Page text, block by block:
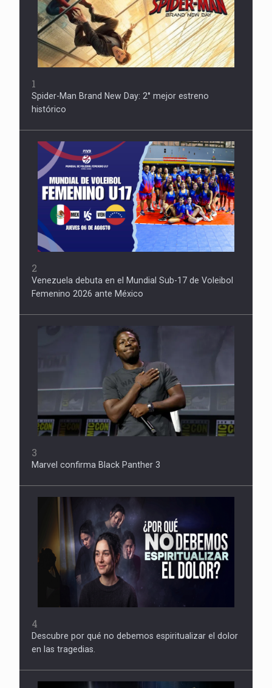
1
Spider-Man Brand New Day: 2° mejor estreno
histórico
2
Venezuela debuta en el Mundial Sub-17 de Voleibol
Femenino 2026 ante México
3
Marvel confirma Black Panther 3
4
Descubre por qué no debemos espiritualizar el dolor
en las tragedias.